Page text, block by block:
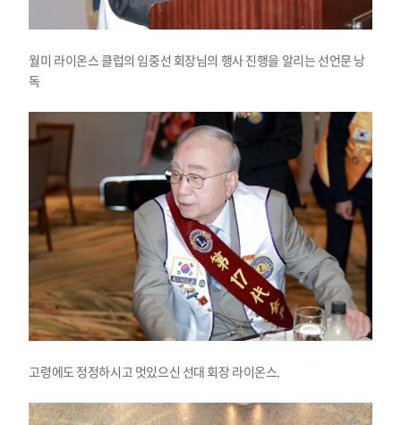
월미 라이온스 클럽의 임중선 회장님의 행사 진행을 알리는 선언문 낭
독
고령에도 정정하시고 멋있으신 선대 회장 라이온스.